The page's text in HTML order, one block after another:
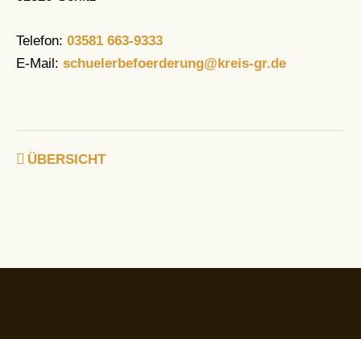
Telefon: 03581 663-9333
E-Mail: schuelerbefoerderung@kreis-gr.de
ÜBERSICHT